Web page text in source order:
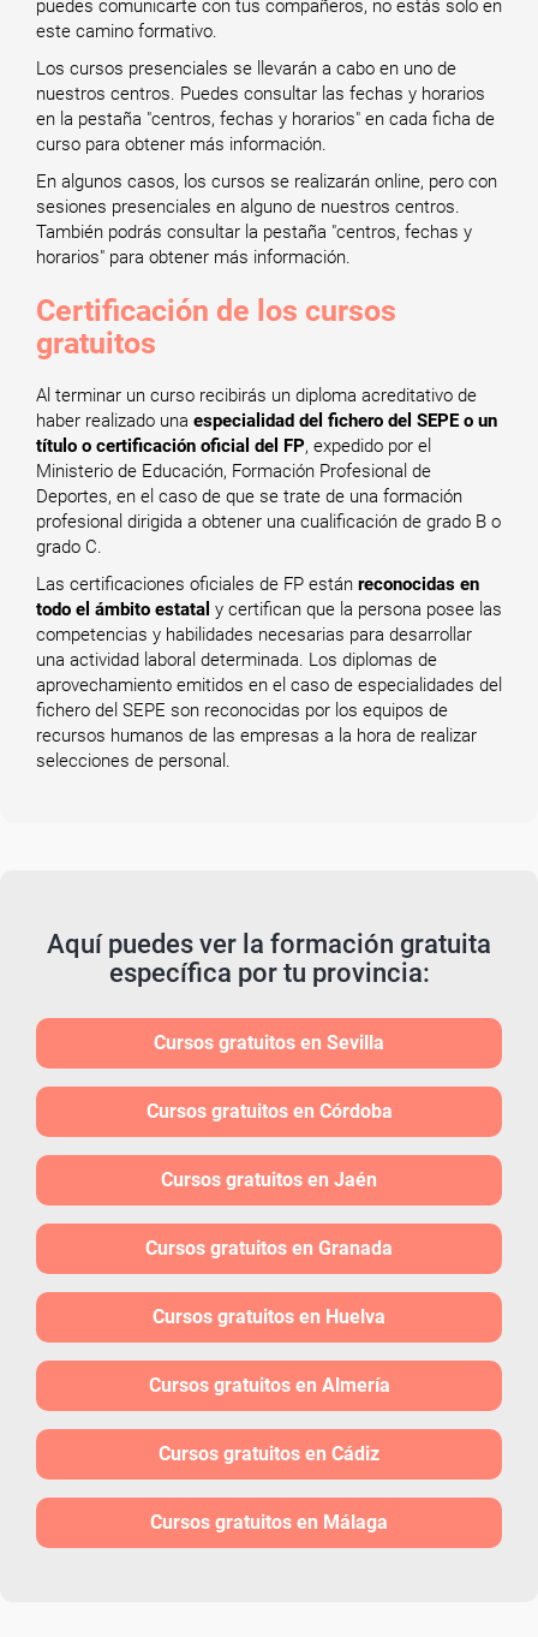
puedes comunicarte con tus compañeros, no estás solo en
este camino formativo.
Los cursos presenciales se llevarán a cabo en uno de
nuestros centros. Puedes consultar las fechas y horarios
en la pestaña "centros, fechas y horarios" en cada ficha de
curso para obtener más información.
En algunos casos, los cursos se realizarán online, pero con
sesiones presenciales en alguno de nuestros centros.
También podrás consultar la pestaña "centros, fechas y
horarios" para obtener más información.
Certificación de los cursos
gratuitos
Al terminar un curso recibirás un diploma acreditativo de
haber realizado una especialidad del fichero del SEPE o un
título o certificación oficial del FP, expedido por el
Ministerio de Educación, Formación Profesional de
Deportes, en el caso de que se trate de una formación
profesional dirigida a obtener una cualificación de grado B o
grado C.
Las certificaciones oficiales de FP están reconocidas en
todo el ámbito estatal y certifican que la persona posee las
competencias y habilidades necesarias para desarrollar
una actividad laboral determinada. Los diplomas de
aprovechamiento emitidos en el caso de especialidades del
fichero del SEPE son reconocidas por los equipos de
recursos humanos de las empresas a la hora de realizar
selecciones de personal.
Aquí puedes ver la formación gratuita
específica por tu provincia:
Cursos gratuitos en Sevilla
Cursos gratuitos en Córdoba
Cursos gratuitos en Jaén
Cursos gratuitos en Granada
Cursos gratuitos en Huelva
Cursos gratuitos en Almería
Cursos gratuitos en Cádiz
Cursos gratuitos en Málaga